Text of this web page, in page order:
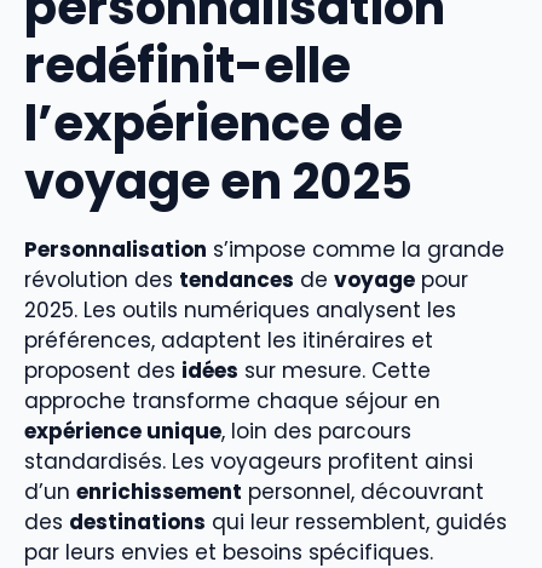
redéfinit-elle
l’expérience de
voyage en 2025
Personnalisation s’impose comme la grande
révolution des tendances de voyage pour
2025. Les outils numériques analysent les
préférences, adaptent les itinéraires et
proposent des idées sur mesure. Cette
approche transforme chaque séjour en
expérience unique, loin des parcours
standardisés. Les voyageurs profitent ainsi
d’un enrichissement personnel, découvrant
des destinations qui leur ressemblent, guidés
par leurs envies et besoins spécifiques.